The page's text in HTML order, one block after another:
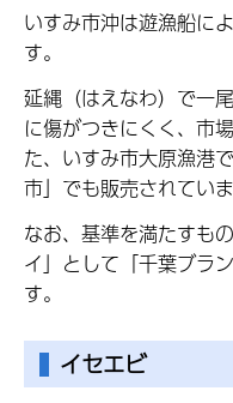
いすみ市沖は遊漁船に
す。
延縄（はえなわ）で一
に傷がつきにくく、市
た、いすみ市大原漁港
市」でも販売されていま
なお、基準を満たすも
イ」として「千葉ブラ
す。
イセエビ